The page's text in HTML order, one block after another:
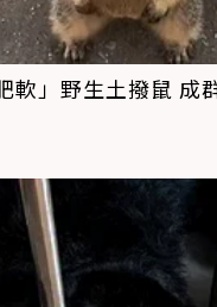
軟」野生土撥鼠 成